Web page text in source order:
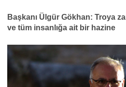
Başkanı Ülgür Gökhan: Troya
ve tüm insanlığa ait bir hazine